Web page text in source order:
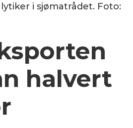
i sjømatrådet. Foto:
halvert